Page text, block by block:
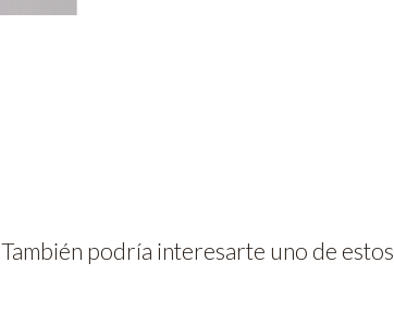
También podría interesarte uno de estos